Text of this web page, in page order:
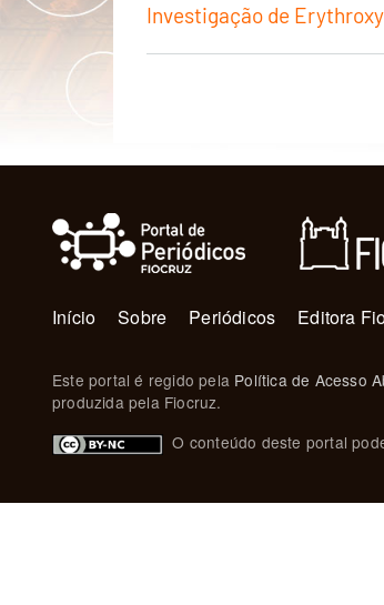
Investigação de
Navegação principal
Início Sobre Periódicos Editora
Este portal é regido pela Política de Acesso
produzida pela Fiocruz.
O conteúdo deste portal